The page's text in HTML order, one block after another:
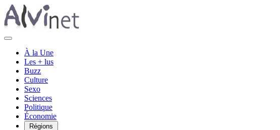
À la Une
Les + lus
Buzz
Culture
Sexo
Sciences
Politique
Économie
Régions